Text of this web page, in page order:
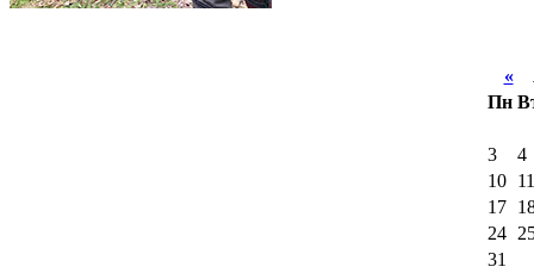
«
Пн
3
4
10
11
17
24
31